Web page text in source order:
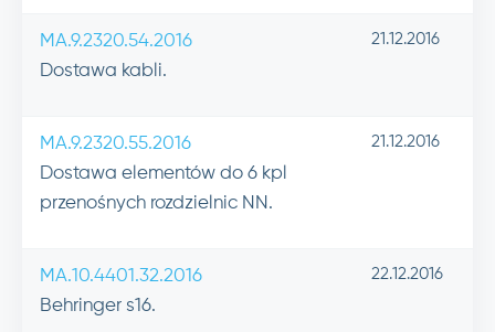
MA.9.2320.54.2016
Dostawa kabli.
21.12.2016
MA.9.2320.55.2016
Dostawa elementów do 6 kpl
przenośnych rozdzielnic NN.
21.12.2016
MA.10.4401.32.2016
Behringer s16.
22.12.2016